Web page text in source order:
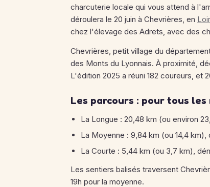
charcuterie locale qui vous attend à
déroulera le 20 juin à Chevrières, en
chez l'élevage des Adrets, avec des
Chevrières, petit village du
des Monts du Lyonnais. À proximité,
L'édition 2025 a réuni 182 coureurs, et
Les parcours : pour tous les
La Longue : 20,48 km (ou environ
La Moyenne : 9,84 km (ou 14,4
La Courte : 5,44 km (ou 3,7 km),
Les sentiers balisés traversent
19h pour la moyenne.